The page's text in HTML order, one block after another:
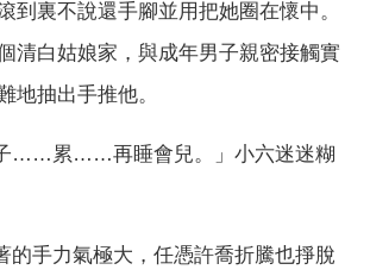
到裏不說還手腳並用把她圈在懷中。
清白姑娘家，與成年男子親密接觸實
地抽出手推他。
累……再睡會兒。」小六迷迷糊
手力氣極大，任憑許喬折騰也掙脫